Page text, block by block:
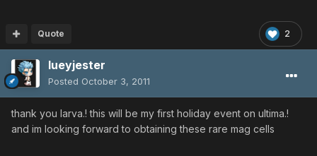
2
Quote
lueyjester
Posted October 3, 2011
thank you larva.! this will be my first holiday event on ultima.!
and im looking forward to obtaining these rare mag cells